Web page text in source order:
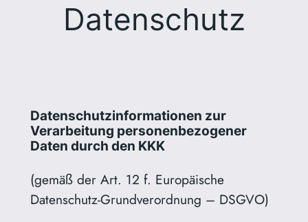
Datenschutz
Datenschutzinformationen zur
Verarbeitung personenbezogener
Daten durch den KKK
(gemäß der Art. 12 f. Europäische
Datenschutz-Grundverordnung – DSGVO)